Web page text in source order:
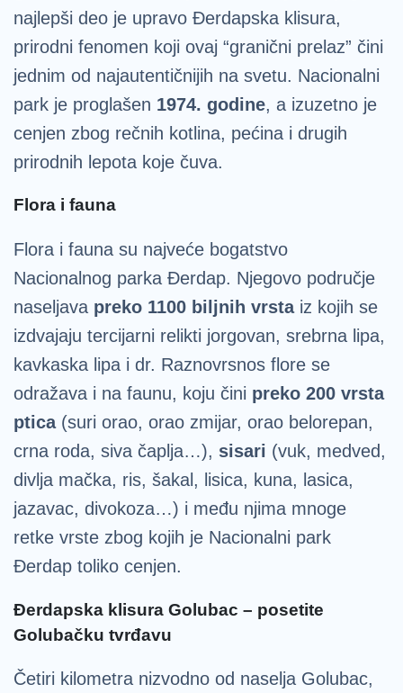
najlepši deo je upravo Đerdapska klisura,
prirodni fenomen koji ovaj “granični prelaz” čini
jednim od najautentičnijih na svetu. Nacionalni
park je proglašen 1974. godine, a izuzetno je
cenjen zbog rečnih kotlina, pećina i drugih
prirodnih lepota koje čuva.
Flora i fauna
Flora i fauna su najveće bogatstvo
Nacionalnog parka Đerdap. Njegovo područje
naseljava preko 1100 biljnih vrstaiz kojih se
izdvajaju tercijarni relikti jorgovan, srebrna lipa,
kavkaska lipa i dr. Raznovrsnos flore se
odražava i na faunu, koju čini preko 200 vrsta
ptica (suri orao, orao zmijar, orao belorepan,
crna roda, siva čaplja…), sisari (vuk, medved,
divlja mačka, ris, šakal, lisica, kuna, lasica,
jazavac, divokoza…) i među njima mnoge
retke vrste zbog kojih je Nacionalni park
Đerdap toliko cenjen.
Đerdapska klisura Golubac – posetite
Golubačku tvrđavu
Četiri kilometra nizvodno od naselja Golubac,